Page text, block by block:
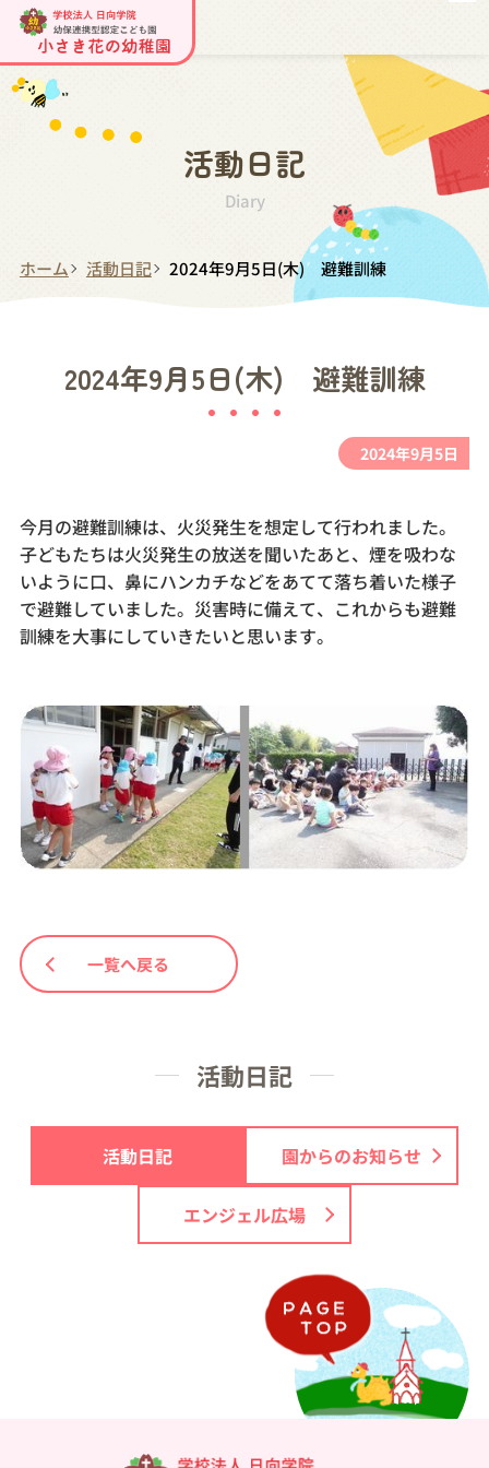
活動日記
Diary
ホーム 活動日記 2024年9月5日(木) 避難訓練
2024年9月5日(木) 避難訓練
2024年9月5日
今月の避難訓練は、火災発生を想定して行われました。
子どもたちは火災発生の放送を聞いたあと、煙を吸わな
いように口、鼻にハンカチなどをあてて落ち着いた様子
で避難していました。災害時に備えて、これからも避難
訓練を大事にしていきたいと思います。
一覧へ戻る
活動日記
活動日記 園からのお知らせ
エンジェル広場